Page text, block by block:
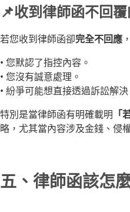
📌收到律師函不回覆
若您收到律師函卻完全不回應
• 您默認了指控內容。
• 您沒有誠意處理。
• 紛爭可能想直接透過訴訟解決
特別是當律師函有明確載明 「
略，尤其當內容涉及金錢、侵
五、律師函該怎